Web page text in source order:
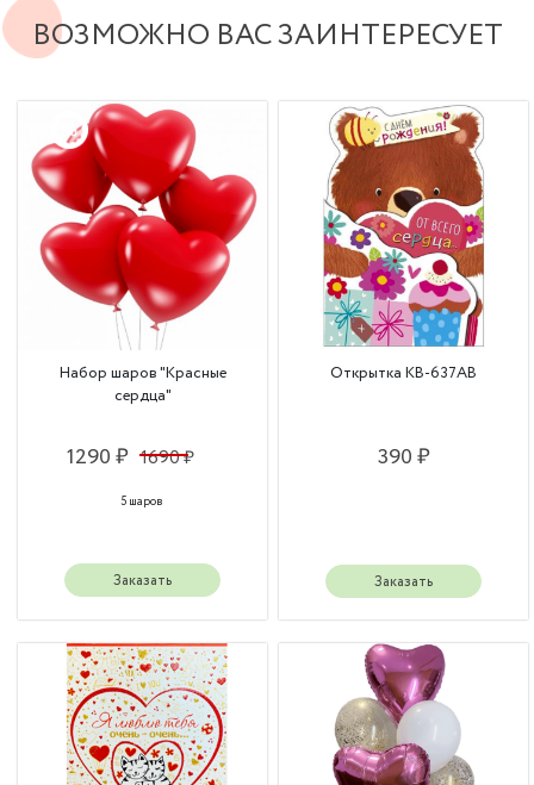
ВОЗМОЖНО ВАС ЗАИНТЕРЕСУЕТ
Набор шаров "Красные
сердца"
1290 ₽ 1690 ₽
5 шаров
Заказать
Открытка КВ-637АВ
390 ₽
Заказать